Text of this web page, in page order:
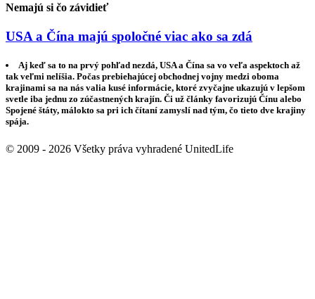
Nemajú si čo závidieť
USA a Čína majú spoločné viac ako sa zdá
Aj keď sa to na prvý pohľad nezdá, USA a Čína sa vo veľa aspektoch až
tak veľmi nelíšia. Počas prebiehajúcej obchodnej vojny medzi oboma
krajinami sa na nás valia kusé informácie, ktoré zvyčajne ukazujú v lepšom
svetle iba jednu zo zúčastnených krajín. Či už články favorizujú Čínu alebo
Spojené štáty, málokto sa pri ich čítaní zamyslí nad tým, čo tieto dve krajiny
spája.
© 2009 - 2026 Všetky práva vyhradené UnitedLife